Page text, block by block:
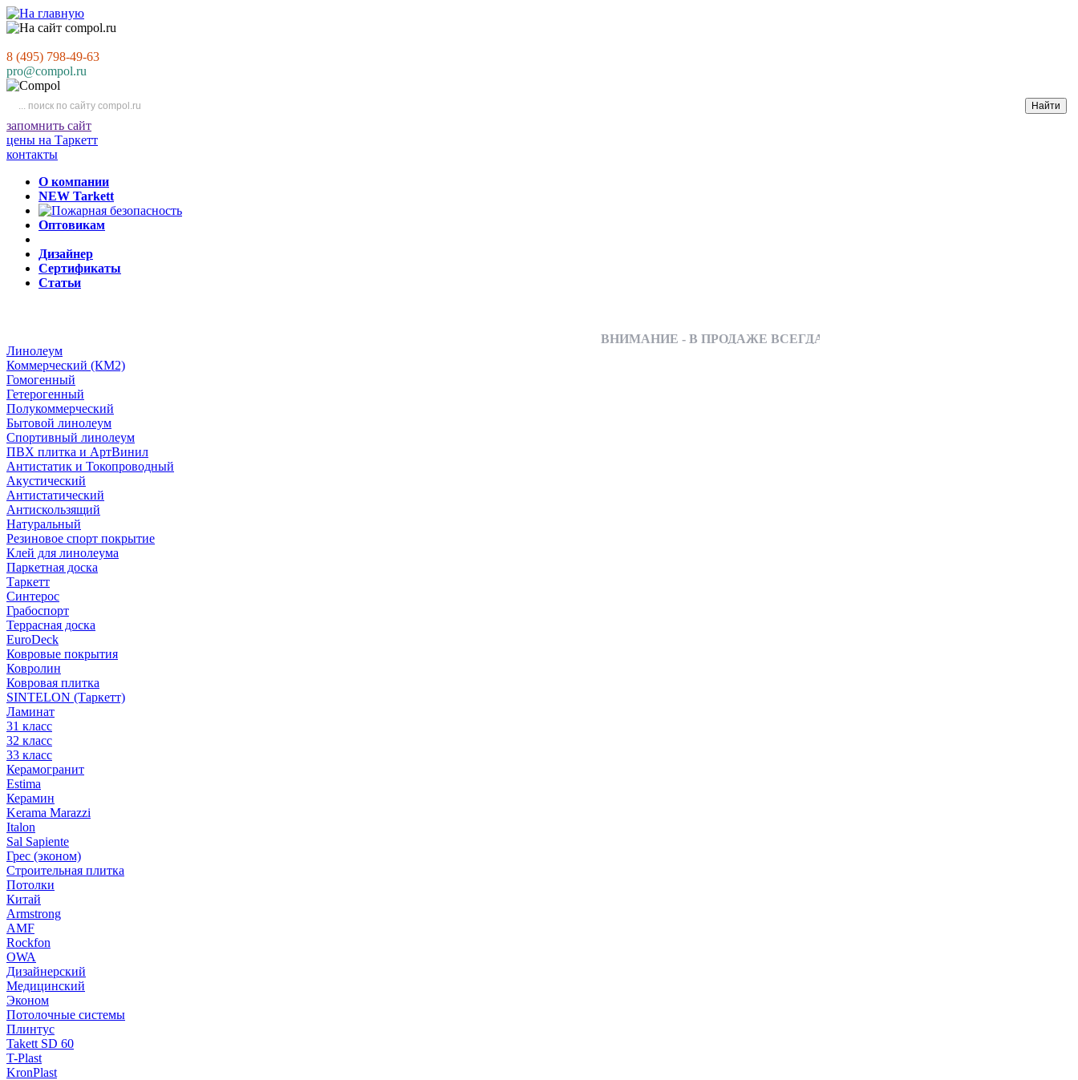
8 (495) 798-49-63
pro@compol.ru
запомнить сайт
цены на Таркетт
контакты
О компании
NEW Tarkett
Оптовикам
Дизайнер
Сертификаты
Статьи
ВНИМАНИЕ - В ПРОДАЖЕ ВСЕГДА ИМЕЮТСЯ РУЛОНЫ ЛИНОЛЕУМА СО СКИДКОЙ
Линолеум
Коммерческий (КМ2)
Гомогенный
Гетерогенный
Полукоммерческий
Бытовой линолеум
Спортивный линолеум
ПВХ плитка и АртВинил
Антистатик и Токопроводный
Акустический
Антистатический
Антискользящий
Натуральный
Резиновое спорт покрытие
Клей для линолеума
Паркетная доска
Таркетт
Синтерос
Грабоспорт
Террасная доска
EuroDeck
Ковровые покрытия
Ковролин
Ковровая плитка
SINTELON (Таркетт)
Ламинат
31 класс
32 класс
33 класс
Керамогранит
Estima
Керамин
Kerama Marazzi
Italon
Sal Sapiente
Грес (эконом)
Строительная плитка
Потолки
Китай
Armstrong
AMF
Rockfon
OWA
Дизайнерский
Медицинский
Эконом
Потолочные системы
Плинтус
Takett SD 60
T-Plast
KronPlast